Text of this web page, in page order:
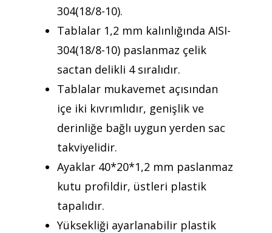
304(18/8-10).
Tablalar 1,2 mm kalınlığında AISI-
304(18/8-10) paslanmaz çelik
sactan delikli 4 sıralıdır.
Tablalar mukavemet açısından
içe iki kıvrımlıdır, genişlik ve
derinliğe bağlı uygun yerden sac
takviyelidir.
Ayaklar 40*20*1,2 mm paslanmaz
kutu profildir, üstleri plastik
tapalıdır.
Yüksekliği ayarlanabilir plastik
Mattaş Medikal